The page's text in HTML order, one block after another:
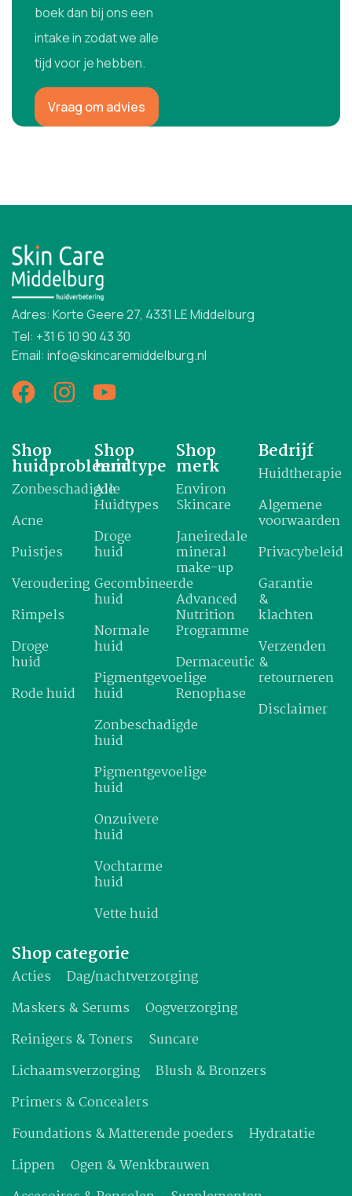
boek dan bij ons een
intake in zodat we alle
tijd voor je hebben.
Vraag om advies
Adres: Korte Geere 27, 4331 LE Middelburg
Tel: +31 6 10 90 43 30
Email: info@skincaremiddelburg.nl
Shop
huidprobleem
Zonbeschadigde
Acne
Puistjes
Veroudering
Rimpels
Droge
huid
Rode huid
Shop
huidtype
Alle
Huidtypes
Droge
huid
Gecombineerde
huid
Normale
huid
Pigmentgevoelige
huid
Zonbeschadigde
huid
Pigmentgevoelige
huid
Onzuivere
huid
Vochtarme
huid
Vette huid
Shop
merk
Environ
Skincare
Janeiredale
mineral
make-up
Advanced
Nutrition
Programme
Dermaceutic
Renophase
Bedrijf
Huidtherapie
Algemene
voorwaarden
Privacybeleid
Garantie
&
klachten
Verzenden
&
retourneren
Disclaimer
Shop categorie
Acties
Dag/nachtverzorging
Maskers & Serums
Oogverzorging
Reinigers & Toners
Suncare
Lichaamsverzorging
Blush & Bronzers
Primers & Concealers
Foundations & Matterende poeders
Hydratatie
Lippen
Ogen & Wenkbrauwen